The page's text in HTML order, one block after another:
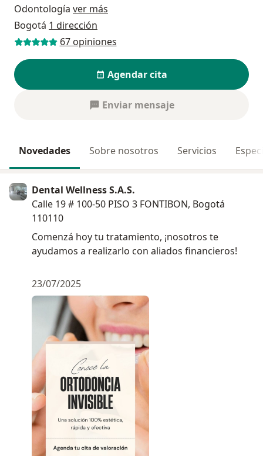
Odontología ver más
Bogotá 1 dirección
67 opiniones
Agendar cita
Enviar mensaje
Novedades Sobre nosotros Servicios
Dental Wellness S.A.S.
Calle 19 # 100-50 PISO 3 FONTIBON, Bogotá
110110
Comenzá hoy tu tratamiento, ¡nosotros te
ayudamos a realizarlo con aliados financieros!
23/07/2025